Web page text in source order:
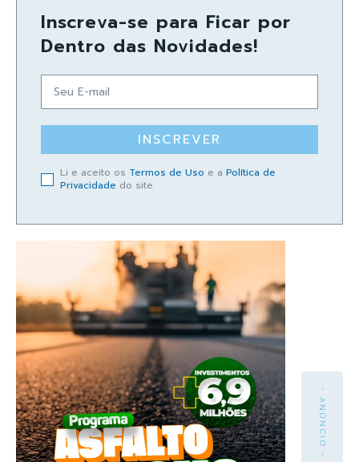
Inscreva-se para Ficar por
Dentro das Novidades!
INSCREVER
Li e aceito os Termos de Uso e a Política de
Privacidade do site.
- ANÚNCIO -